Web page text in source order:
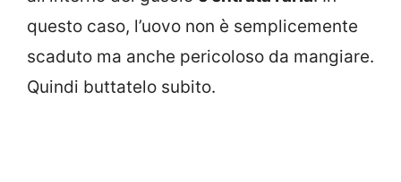
questo caso, l’uovo non è semplicemente
scaduto ma anche pericoloso da mangiare.
Quindi buttatelo subito.